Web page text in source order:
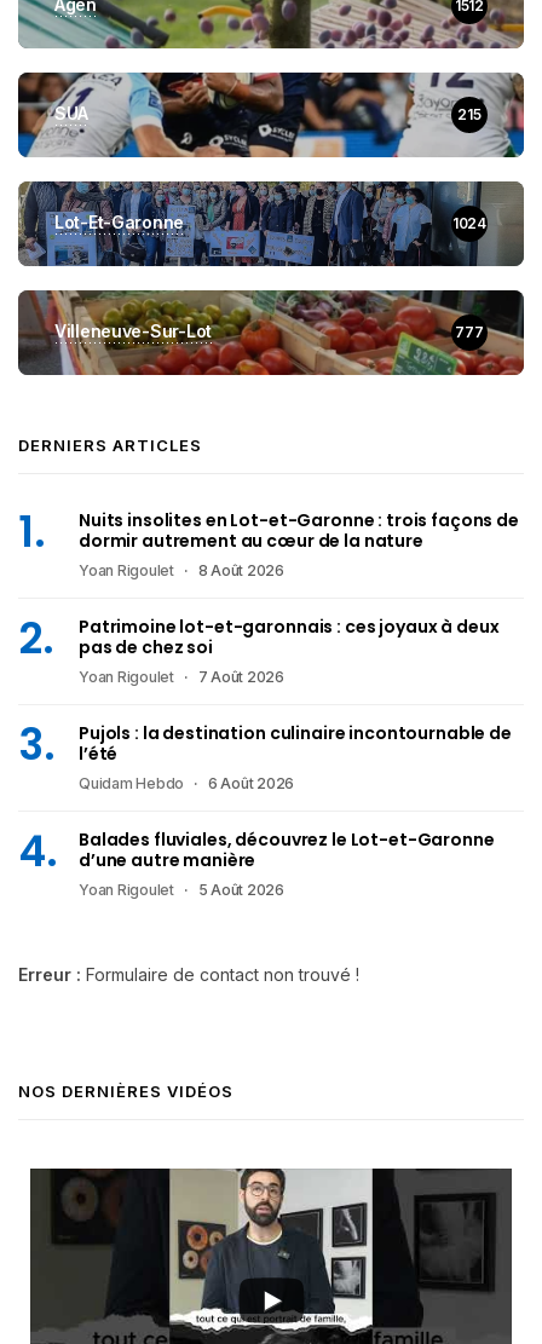
1512
SUA 215
Lot-Et-Garonne 1024
Villeneuve-Sur-Lot 777
DERNIERS ARTICLES
Nuits insolites en Lot-et-Garonne : trois façons de
dormir autrement au cœur de la nature
Yoan Rigoulet 8 Août 2026
Patrimoine lot-et-garonnais : ces joyaux à deux
pas de chez soi
Yoan Rigoulet 7 Août 2026
Pujols : la destination culinaire incontournable de
l’été
Quidam Hebdo 6 Août 2026
Balades fluviales, découvrez le Lot-et-Garonne
d’une autre manière
Yoan Rigoulet 5 Août 2026
Erreur : Formulaire de contact non trouvé !
NOS DERNIÈRES VIDÉOS